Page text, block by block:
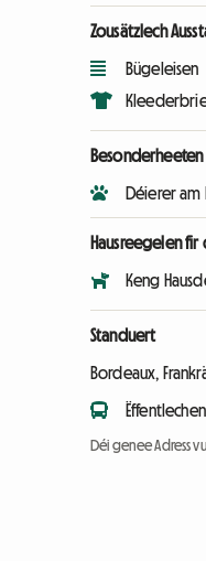
Zousätzlech
Bügeleisen
Besonderheeten
Déierer
Hausreegelen
Keng
Standuert
Bordeaux,
Déi genee Adress